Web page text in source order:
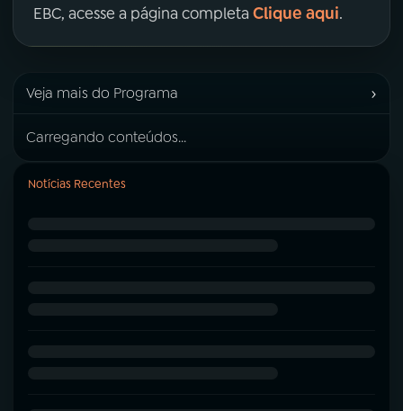
EBC, acesse a página completa Clique aqui.
Veja mais do Programa ›
Carregando conteúdos...
Notícias Recentes